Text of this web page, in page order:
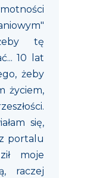
tę
10 lat
żeby
życiem,
się,
portalu
moje
raczej